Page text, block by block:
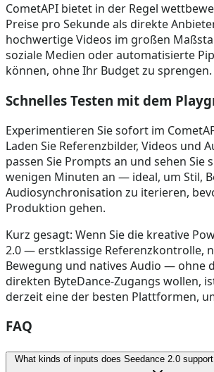
CometAPI bietet in der Regel
Preise pro Sekunde als direkte
hochwertige Videos im großen
soziale Medien oder automatisierte
können, ohne Ihr Budget zu sprengen.
Schnelles Testen mit dem
Experimentieren Sie sofort im
Laden Sie Referenzbilder, Videos und
passen Sie Prompts an und sehen Sie
wenigen Minuten an — ideal, um Stil,
Audiosynchronisation zu iterieren,
Produktion gehen.
Kurz gesagt: Wenn Sie die kreative
2.0 — erstklassige Referenzkontrolle,
Bewegung und natives Audio — ohne
direkten ByteDance-Zugangs wollen,
derzeit eine der besten Plattformen,
FAQ
What kinds of inputs does Seedance 2.0